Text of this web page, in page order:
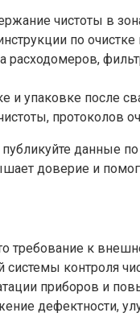
чистоты в
по
упаковке после
протоколов
данные
доверие и
требование к
контроля
приборов и
дефектности,